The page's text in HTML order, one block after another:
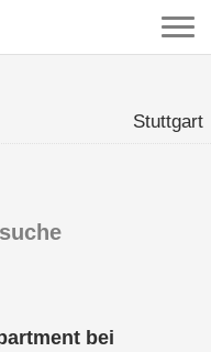
Stuttgart
bei